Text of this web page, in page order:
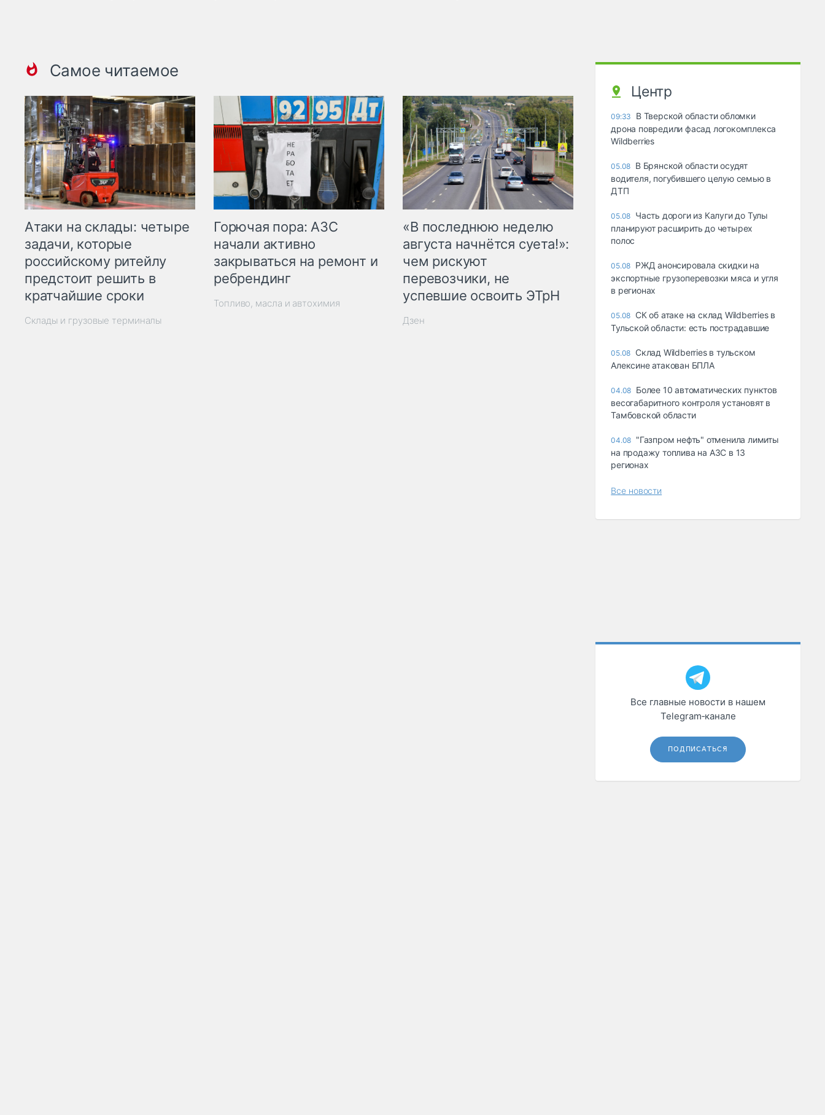
Самое читаемое
Атаки на склады: четыре
задачи, которые
российскому ритейлу
предстоит решить в
кратчайшие сроки
Склады и грузовые терминалы
Горючая пора: АЗС
начали активно
закрываться на ремонт и
ребрендинг
Топливо, масла и автохимия
«В последнюю неделю
августа начнётся суета!»:
чем рискуют
перевозчики, не
успевшие освоить ЭТрН
Дзен
Центр
09:33
В Тверской области обломки
дрона повредили фасад логокомплекса
Wildberries
05.08 В Брянской области осудят
водителя, погубившего целую семью в
ДТП
05.08 Часть дороги из Калуги до Тулы
планируют расширить до четырех
полос
05.08 РЖД анонсировала скидки на
экспортные грузоперевозки мяса и угля
в регионах
05.08 СК об атаке на склад Wildberries в
Тульской области: есть пострадавшие
05.08 Склад Wildberries в тульском
Алексине атакован БПЛА
04.08 Более 10 автоматических пунктов
весогабаритного контроля установят в
Тамбовской области
04.08 "Газпром нефть" отменила лимиты
на продажу топлива на АЗС в 13
регионах
Все новости
Все главные новости в нашем
Telegram‑канале
ПОДПИСАТЬСЯ